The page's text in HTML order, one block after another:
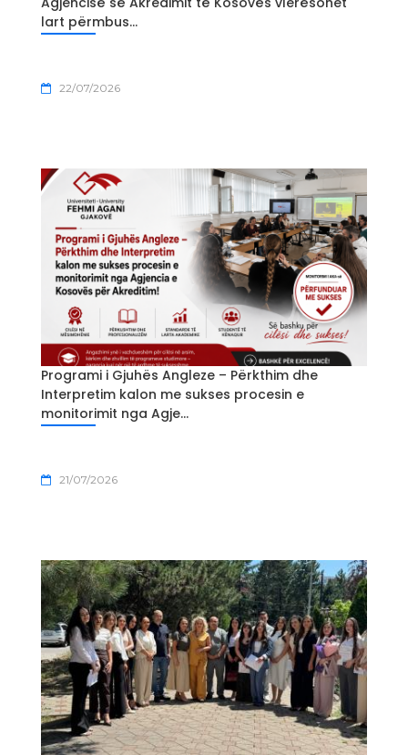
lart përmbus...
22/07/2026
Programi i Gjuhës Angleze – Përkthim dhe
Interpretim kalon me sukses procesin e
monitorimit nga Agje...
21/07/2026